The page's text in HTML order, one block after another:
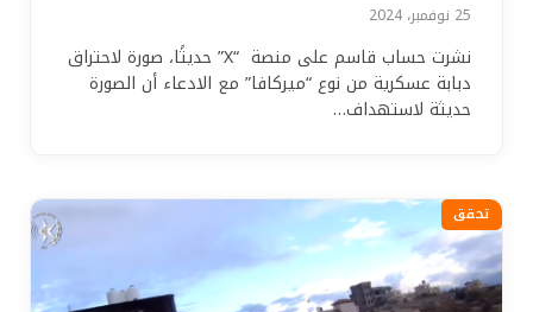
25 نوفمبر، 2024
نشرت حساب قاسم على منصة “X” حديثًا، صورة لاحتراق
دبابة عسكرية من نوع “ميركافا” مع الادعاء أن الصورة
حديثة لاستهداف…
تحقق